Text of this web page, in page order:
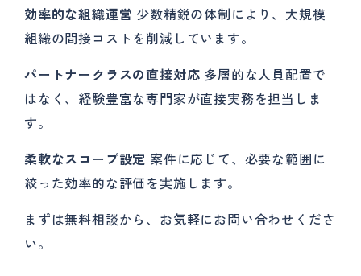
効率的な組織運営 少数精鋭の体制により、大規模
組織の間接コストを削減しています。
パートナークラスの直接対応 多層的な人員配置で
はなく、経験豊富な専門家が直接実務を担当しま
す。
柔軟なスコープ設定 案件に応じて、必要な範囲に
絞った効率的な評価を実施します。
まずは無料相談から、お気軽にお問い合わせくださ
い。